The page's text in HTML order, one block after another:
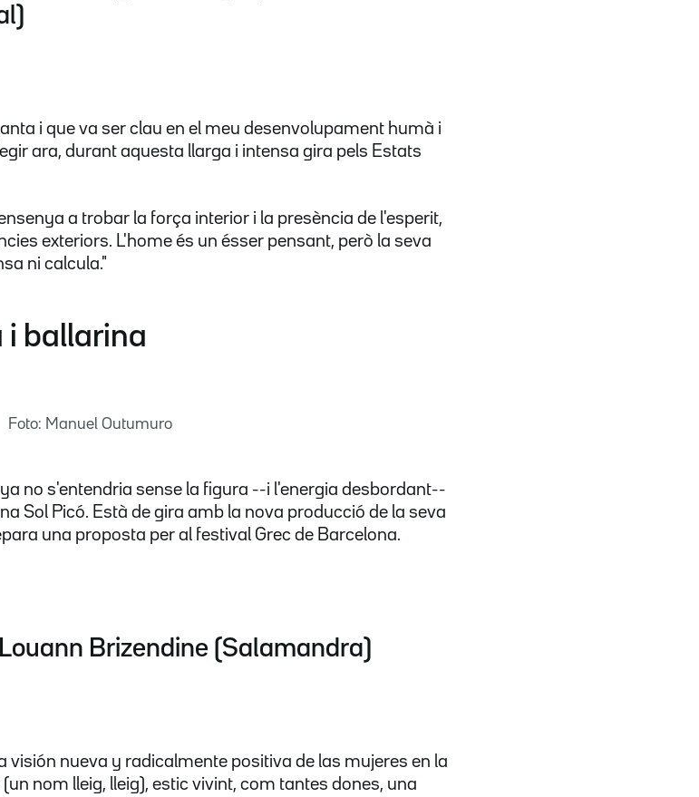
i que va ser clau en el meu desenvolupament humà i
ara, durant aquesta llarga i intensa gira pels Estats
a trobar la força interior i la presència de l'esperit,
exteriors. L'home és un ésser pensant, però la seva
ni calcula."
i ballarina
Foto: Manuel Outumuro
no s'entendria sense la figura --i l'energia desbordant--
Sol Picó. Està de gira amb la nova producció de la seva
una proposta per al festival Grec de Barcelona.
Brizendine (Salamandra)
visión nueva y radicalmente positiva de las mujeres en la
nom lleig, lleig), estic vivint, com tantes dones, una